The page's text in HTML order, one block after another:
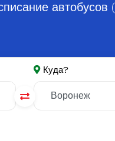
Куда?